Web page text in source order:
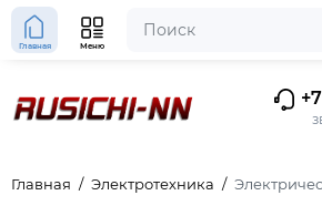
Главная Меню
Главная Электротехника